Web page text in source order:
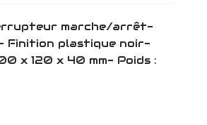
marche/arrêt-
Finition plastique noir-
x 120 x 40 mm- Poids :